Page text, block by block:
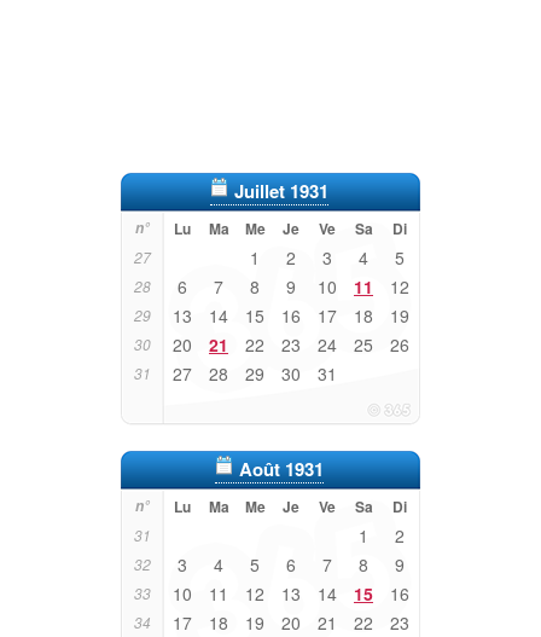
Juillet 1931
n° Lu Ma Me Je Ve Sa Di
27 1 2 3 4 5
28 6 7 8 9 10 11 12
29 13 14 15 16 17 18 19
30 20 21 22 23 24 25 26
31 27 28 29 30 31
Août 1931
n° Lu Ma Me Je Ve Sa Di
31 1 2
32 3 4 5 6 7 8 9
33 10 11 12 13 14 15 16
34 17 18 19 20 21 22 23